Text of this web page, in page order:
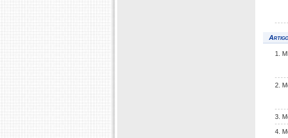
1.
2.
3.
4.